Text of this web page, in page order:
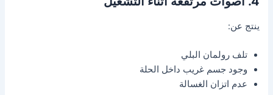
ينتج عن:
تلف رولمان البلي
وجود جسم غريب داخل الحلة
عدم اتزان الغسالة